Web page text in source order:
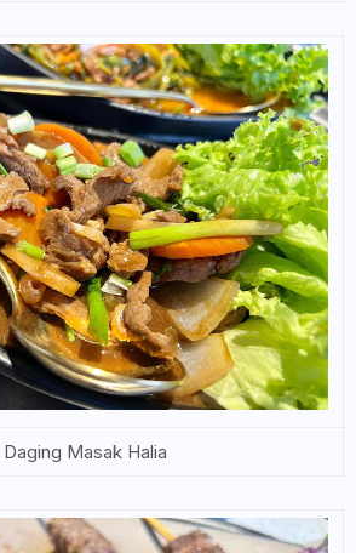
Daging Masak Halia